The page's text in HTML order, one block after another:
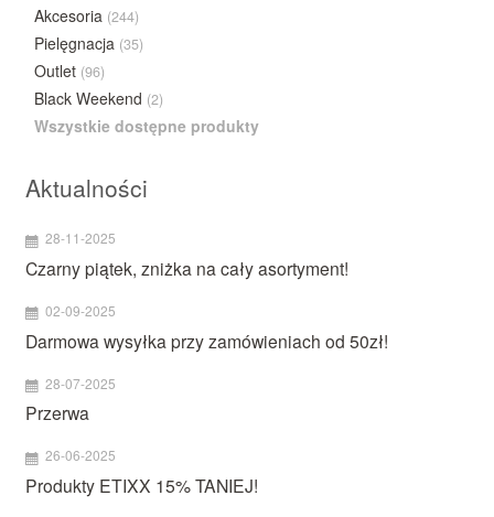
Akcesoria (244)
Pielęgnacja (35)
Outlet (96)
Black Weekend (2)
Wszystkie dostępne produkty
Aktualności
28-11-2025
Czarny piątek, zniżka na cały asortyment!
02-09-2025
Darmowa wysyłka przy zamówieniach od 50zł!
28-07-2025
Przerwa
26-06-2025
Produkty ETIXX 15% TANIEJ!